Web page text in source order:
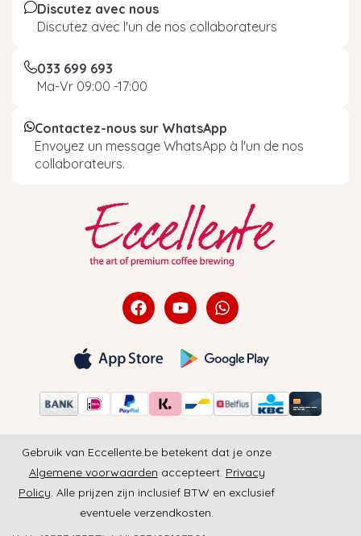
Discutez avec nous
Discutez avec l'un de nos collaborateurs
033 699 693
Ma-Vr 09:00 -17:00
Contactez-nous sur WhatsApp
Envoyez un message WhatsApp à l'un de nos
collaborateurs.
Gebruik van Eccellente.be betekent dat je onze
Algemene voorwaarden accepteert. Privacy
Policy. Alle prijzen zijn inclusief BTW en exclusief
eventuele verzendkosten.